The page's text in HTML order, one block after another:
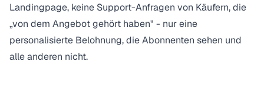
Landingpage, keine Support-Anfragen von Käufern, die
„von dem Angebot gehört haben" - nur eine
personalisierte Belohnung, die Abonnenten sehen und
alle anderen nicht.